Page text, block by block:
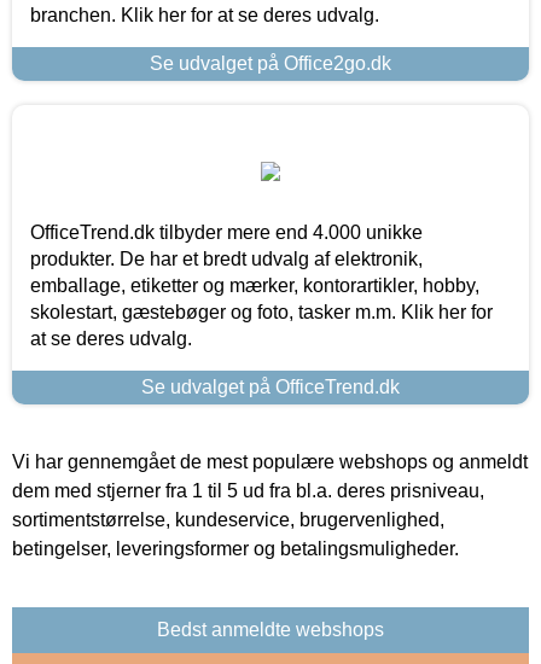
branchen. Klik her for at se deres udvalg.
Se udvalget på Office2go.dk
OfficeTrend.dk tilbyder mere end 4.000 unikke
produkter. De har et bredt udvalg af elektronik,
emballage, etiketter og mærker, kontorartikler, hobby,
skolestart, gæstebøger og foto, tasker m.m. Klik her for
at se deres udvalg.
Se udvalget på OfficeTrend.dk
Vi har gennemgået de mest populære webshops og anmeldt
dem med stjerner fra 1 til 5 ud fra bl.a. deres prisniveau,
sortimentstørrelse, kundeservice, brugervenlighed,
betingelser, leveringsformer og betalingsmuligheder.
Bedst anmeldte webshops